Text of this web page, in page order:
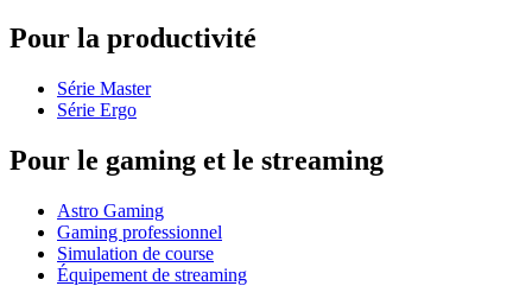
Pour la productivité
Série Master
Série Ergo
Pour le gaming et le streaming
Astro Gaming
Gaming professionnel
Simulation de course
Équipement de streaming